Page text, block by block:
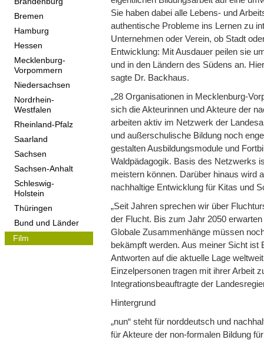
Bremen
Hamburg
Hessen
Mecklenburg-
Vorpommern
Niedersachsen
Nordrhein-
Westfalen
Rheinland-Pfalz
Saarland
Sachsen
Sachsen-Anhalt
Schleswig-
Holstein
Thüringen
Bund und Länder
Film
Sie haben dabei alle Lebens- und
authentische Probleme ins Lernen zu
Unternehmen oder Verein, ob Stadt
Entwicklung: Mit Ausdauer peilen sie
und in den Ländern des Südens an.
sagte Dr. Backhaus.
„28 Organisationen in Mecklenburg-
sich die Akteurinnen und Akteure der
arbeiten aktiv im Netzwerk der
und außerschulische Bildung noch
gestalten Ausbildungsmodule und
Waldpädagogik. Basis des Netzwerks
meistern können. Darüber hinaus wird
nachhaltige Entwicklung für Kitas und
„Seit Jahren sprechen wir über
der Flucht. Bis zum Jahr 2050
Globale Zusammenhänge müssen
bekämpft werden. Aus meiner Sicht
Antworten auf die aktuelle Lage
Einzelpersonen tragen mit ihrer Arbeit
Integrationsbeauftragte der
Hintergrund
„nun“ steht für norddeutsch und
für Akteure der non-formalen Bildung